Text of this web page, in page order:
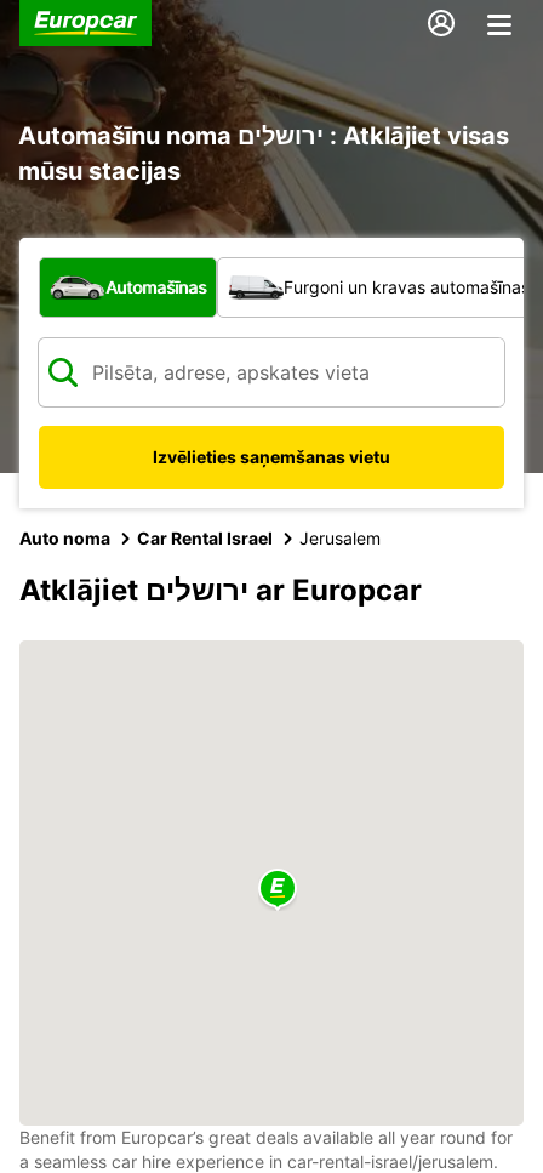
Automašīnu noma ירושלים : Atklājiet visas
mūsu stacijas
Kāda veida transportlīdzeklis?
Automašīnas Furgoni un kravas automašīnas
Izvēlieties saņemšanas vietu
Auto noma Car Rental Israel Jerusalem
Atklājiet ירושלים ar Europcar
Benefit from Europcar’s great deals available all year round for
a seamless car hire experience in car-rental-israel/jerusalem.